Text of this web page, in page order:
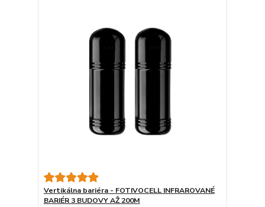
Vertikálna bariéra - FOTIVOCELL INFRAROVANÉ
BARIÉR 3 BUDOVY AŽ 200M